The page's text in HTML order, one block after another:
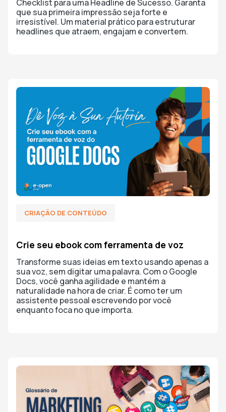
Checklist para uma Headline de Sucesso. Garanta
que sua primeira impressão seja forte e
irresistível. Um material prático para estruturar
headlines que atraem, engajam e convertem.
CRIAÇÃO DE CONTEÚDO
Crie seu ebook com ferramenta de voz
Transforme suas ideias em texto usando apenas a
sua voz, sem digitar uma palavra. Com o Google
Docs, você ganha agilidade e mantém a
naturalidade na hora de criar. É como ter um
assistente pessoal escrevendo por você
enquanto foca no que importa.